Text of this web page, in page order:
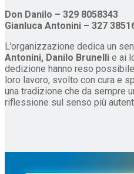
Don Danilo – 329 8058343
Gianluca Antonini – 327
L’organizzazione dedica un
Antonini, Danilo Brunelli e ai
dedizione hanno reso
loro lavoro, svolto con cura e
una tradizione che da sempre
riflessione sul senso più